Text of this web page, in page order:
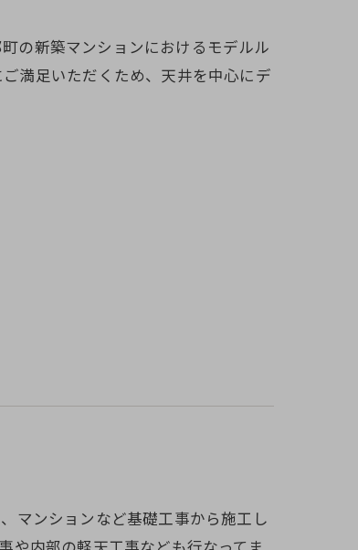
の新築マンションにおけるモデルル
満足いただくため、天井を中心にデ
マンションなど基礎工事から施工し